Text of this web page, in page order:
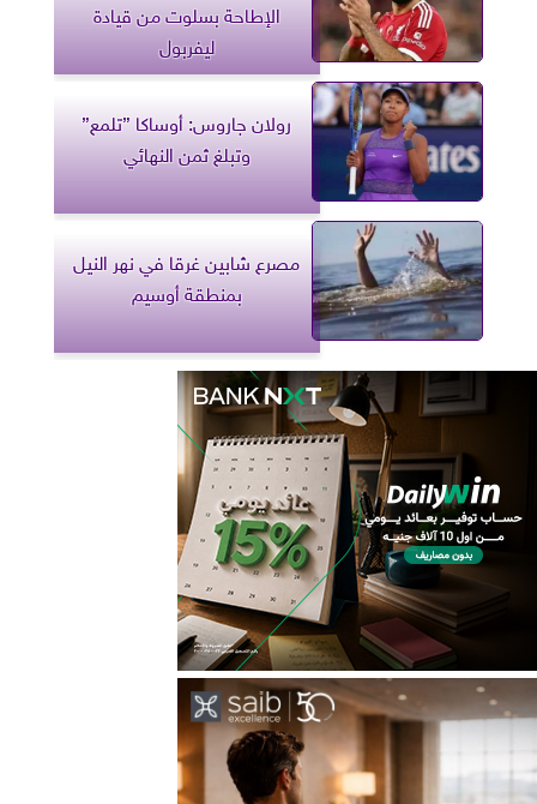
الإطاحة بسلوت من قيادة
ليفربول
رولان جاروس: أوساكا ”تلمع”
وتبلغ ثمن النهائي
مصرع شابين غرقا في نهر النيل
بمنطقة أوسيم